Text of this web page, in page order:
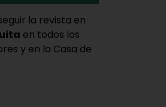
la revista en
en todos los
y en la Casa de